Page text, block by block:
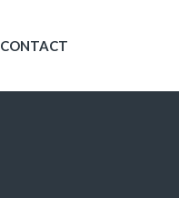
CONTACT